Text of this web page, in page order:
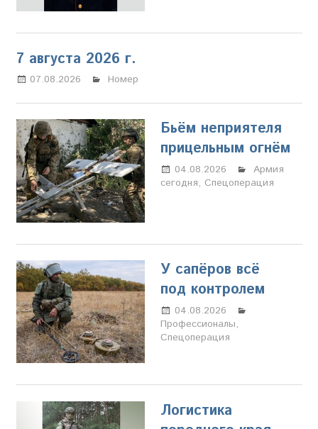
7 августа 2026 г.
07.08.2026 Настя Свиридова
Номер
Бьём неприятеля
прицельным огнём
04.08.2026
Настя
Свиридова
Армия
сегодня, Спецоперация
У сапёров всё
под контролем
04.08.2026
Свиридова
Профессионалы,
Спецоперация
Логистика